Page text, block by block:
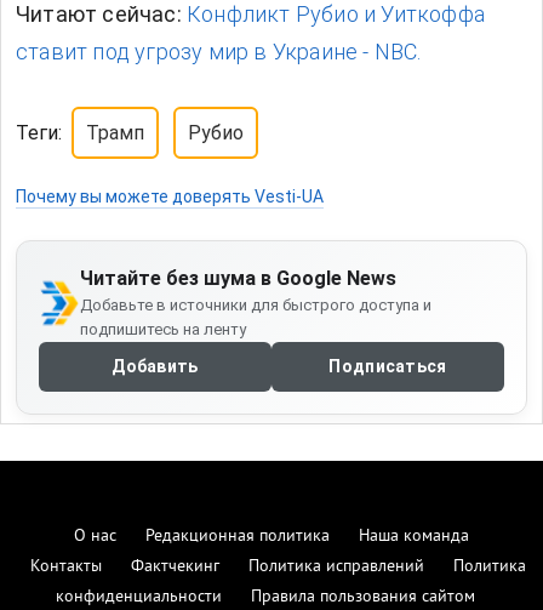
Читают сейчас: Конфликт Рубио и Уиткоффа
ставит под угрозу мир в Украине - NBC.
Теги: Трамп Рубио
Почему вы можете доверять Vesti-UA
Читайте без шума в Google News
Добавьте в источники для быстрого доступа и
подпишитесь на ленту
Добавить Подписаться
О нас Редакционная политика
Наша команда
Контакты
Фактчекинг Политика исправлений
Политика
конфиденциальности
Правила пользования сайтом